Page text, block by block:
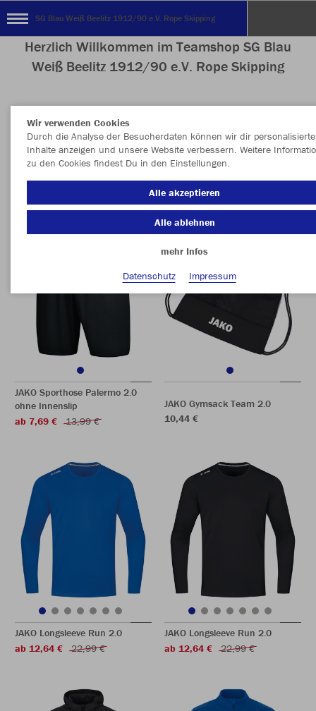
SG Blau Weiß Beelitz 1912/90 e.V. Rope Skipping
Herzlich Willkommen im Teamshop SG Blau
Weiß Beelitz 1912/90 e.V. Rope Skipping
Nachhaltig Farbe
JAKO Sporthose Palermo 2.0
ohne Innenslip
ab 7,69 €
13,99 €
JAKO Gymsack Team 2.0
10,44 €
JAKO Longsleeve Run 2.0
ab 12,64 €
22,99 €
JAKO Longsleeve Run 2.0
ab 12,64 €
22,99 €
Wir verwenden Cookies
Durch die Analyse der Besucherdaten können wir dir personalisierte
Inhalte anzeigen und unsere Website verbessern. Weitere
zu den Cookies findest Du in den Einstellungen.
Alle akzeptieren
Alle ablehnen
mehr Infos
Datenschutz
Impressum